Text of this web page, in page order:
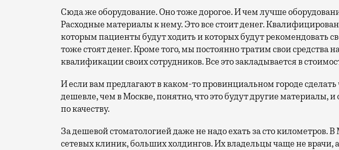
Сюда же оборудование. Оно тоже дорогое. И чем лучше
Расходные материалы к нему. Это все стоит денег.
которым пациенты будут ходить и которых будут рекомендовать
тоже стоят денег. Кроме того, мы постоянно тратим свои средства
квалификации своих сотрудников. Все это закладывается в
И если вам предлагают в каком-то провинциальном городе сделать
дешевле, чем в Москве, понятно, что это будут другие материалы, и
по качеству.
За дешевой стоматологией даже не надо ехать за сто километров.
сетевых клиник, больших холдингов. Их владельцы чаще не врачи,